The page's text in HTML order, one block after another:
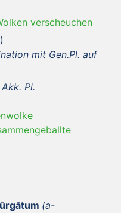
verscheuchen
mit Gen.Pl. auf
Pl.
(a-